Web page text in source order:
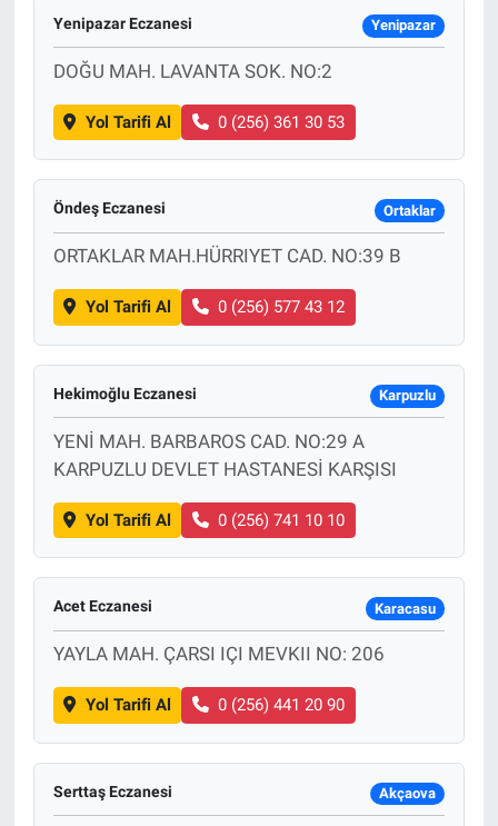
Yenipazar Eczanesi Yenipazar
DOĞU MAH. LAVANTA SOK. NO:2
Yol Tarifi Al 0 (256) 361 30 53
Öndeş Eczanesi Ortaklar
ORTAKLAR MAH.HÜRRIYET CAD. NO:39 B
Yol Tarifi Al 0 (256) 577 43 12
Hekimoğlu Eczanesi Karpuzlu
YENİ MAH. BARBAROS CAD. NO:29 A
KARPUZLU DEVLET HASTANESİ KARŞISI
Yol Tarifi Al 0 (256) 741 10 10
Acet Eczanesi Karacasu
YAYLA MAH. ÇARSI IÇI MEVKII NO: 206
Yol Tarifi Al 0 (256) 441 20 90
Serttaş Eczanesi Akçaova